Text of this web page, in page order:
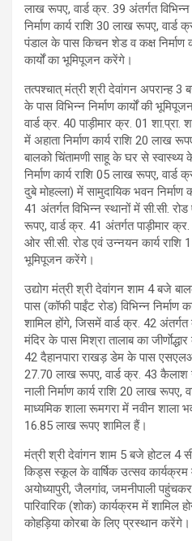
लाख रूपए, वार्ड क्र. 39 अंतर्गत विभिन्न
निर्माण कार्य राशि 30 लाख रूपए, वार्ड
पंडाल के पास किचन शेड व कक्ष निर्माण
कार्यों का भूमिपूजन करेंगे।
तत्पश्चात् मंत्री श्री देवांगन अपरान्ह 3
के पास विभिन्न निर्माण कार्यों की
वार्ड क्र. 40 पाड़ीमार क्र. 01 शा.प्रा.
में अहाता निर्माण कार्य राशि 20 लाख
बालको चिंतामणी साहू के घर से स्वास्थ्य
निर्माण कार्य राशि 05 लाख रूपए,
दुबे मोहल्ला) में सामुदायिक भवन निर्माण
41 अंतर्गत विभिन्न स्थानों में सी.सी. रोड
रूपए, वार्ड क्र. 41 अंतर्गत पाड़ीमार
ओर सी.सी. रोड एवं उन्नयन कार्य राशि
भूमिपूजन करेंगे।
उद्योग मंत्री श्री देवांगन शाम 4 बजे
पास (कॉफी पाईंट रोड) विभिन्न निर्माण
शामिल होंगे, जिसमें वार्ड क्र. 42 अंतर्गत
मंदिर के पास मिश्रा तालाब का
42 दैहानपारा राखड़ डेम के पास
27.70 लाख रूपए, वार्ड क्र. 43 कैलाश
नाली निर्माण कार्य राशि 20 लाख
माध्यमिक शाला रूमगरा में नवीन शाला
16.85 लाख रूपए शामिल हैं।
मंत्री श्री देवांगन शाम 5 बजे होटल 4
किड्स स्कूल के वार्षिक उत्सव
अयोध्यापुरी, जैलगांव, जमनीपाली
पारिवारिक (शोक) कार्यक्रम में शामिल
कोहड़िया कोरबा के लिए प्रस्थान करेंगे।